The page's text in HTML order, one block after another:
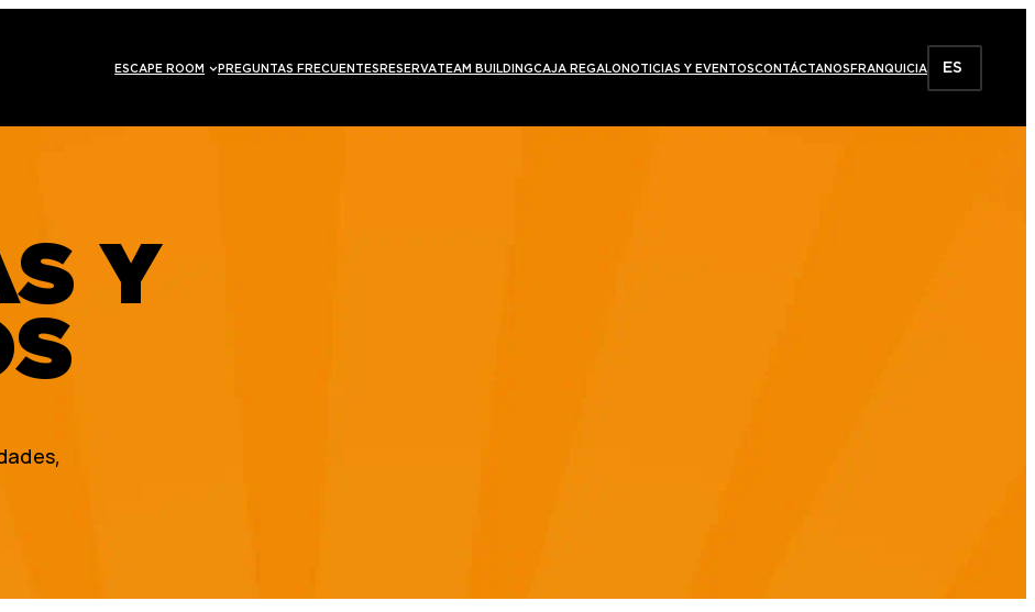
ESCAPE ROOM PREGUNTAS FRECUENTES RESERVATEAM BUILDINGCAJA REGALO NOTICIAS Y EVENTOSCONTÁCTANOS FRANQUICIA ES
Y